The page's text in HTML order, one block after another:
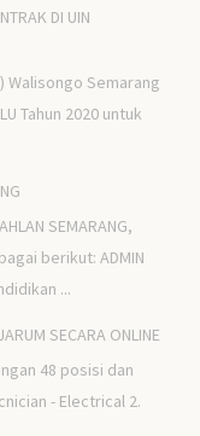
DI UIN
Walisongo Semarang
Tahun 2020 untuk
SEMARANG,
berikut: ADMIN
...
SECARA ONLINE
48 posisi dan
- Electrical 2.